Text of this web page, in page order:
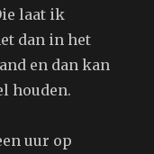
laat ik
dan in het
en dan kan
houden.
uur op